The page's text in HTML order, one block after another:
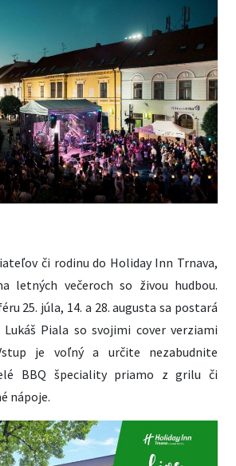
či rodinu do Holiday Inn Trnava,
letných večeroch so živou hudbou.
25. júla, 14. a 28. augusta sa postará
Piala so svojimi cover verziami
je voľný a určite nezabudnite
BBQ špeciality priamo z grilu či
nápoje.